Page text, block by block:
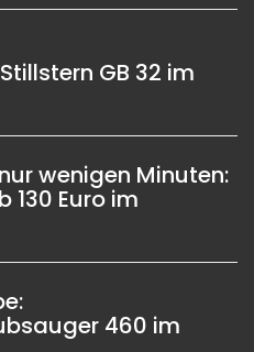
GB 32 im
wenigen Minuten:
130 Euro im
460 im